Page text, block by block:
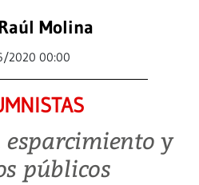
Molina
2020 00:00
y
públicos